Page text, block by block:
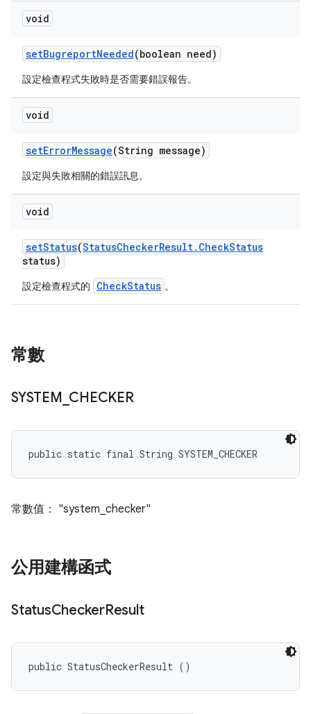
void
setBugreportNeeded(boolean need)
設定檢查程式失敗時是否需要錯誤報告。
void
setErrorMessage(String message)
設定與失敗相關的錯誤訊息。
void
setStatus(StatusCheckerResult. CheckStatus
status)
設定檢查程式的 CheckStatus 。
常數
SYSTEM CHECKER
public static final String SYSTEM_CHECKER
常數值： "system_checker"
公用建構函式
StatusCheckerResult
public StatusCheckerResult ()